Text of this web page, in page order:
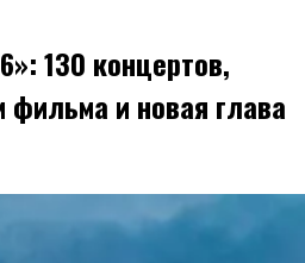
130 концертов,
и новая глава